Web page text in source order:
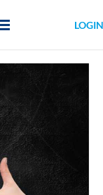
LOGIN